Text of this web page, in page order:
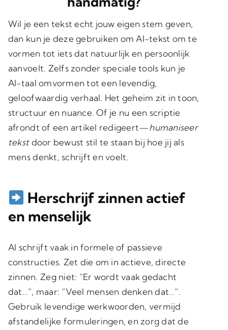
Wil je een tekst echt jouw eigen stem geven,
dan kun je deze gebruiken om AI-tekst om te
vormen tot iets dat natuurlijk en persoonlijk
aanvoelt. Zelfs zonder speciale tools kun je
AI-taal omvormen tot een levendig,
geloofwaardig verhaal. Het geheim zit in toon,
structuur en nuance. Of je nu een scriptie
afrondt of een artikel redigeert—humaniseer
tekstdoor bewust stil te staan bij hoe jij als
mens denkt, schrijft en voelt.
Herschrijf zinnen actief
en menselijk
AI schrijft vaak in formele of passieve
constructies. Zet die om in actieve, directe
zinnen. Zeg niet: “Er wordt vaak gedacht
dat…”, maar: “Veel mensen denken dat…”.
Gebruik levendige werkwoorden, vermijd
afstandelijke formuleringen, en zorg dat de